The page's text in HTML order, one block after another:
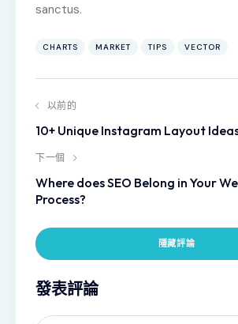
sanctus.
CHARTS MARKET TIPS VECTOR
以前的
10+ Unique Instagram Layout
下一個
Where does SEO Belong in Your
Process?
隱藏評論
發表評論